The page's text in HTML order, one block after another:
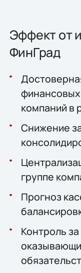
Эффект от
ФинГрад
финансовых
компаний в
Снижение
группе
Прогноз
Контроль